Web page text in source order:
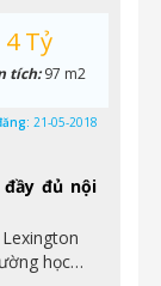
đủ nội
học…
4 Tỷ
tích:97 m2
21-05-2018